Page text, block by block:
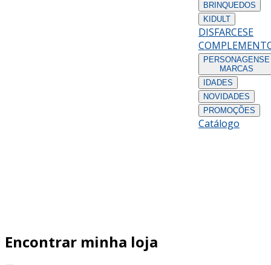
BRINQUEDOS
KIDULT
DISFARCESE
PERSONAGENS E
MARCAS
IDADES
NOVIDADES
PROMOÇÕES
Catálogo
Encontrar minha loja